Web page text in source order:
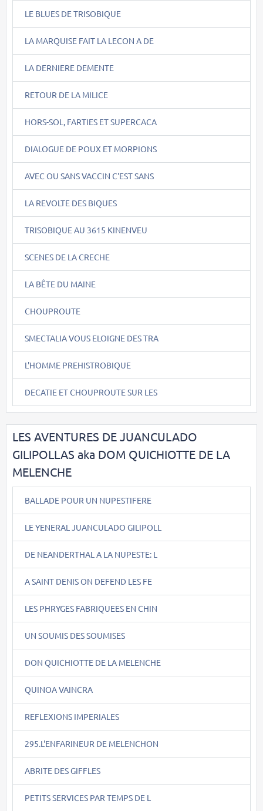
LE BLUES DE TRISOBIQUE
LA MARQUISE FAIT LA LECON A DE
LA DERNIERE DEMENTE
RETOUR DE LA MILICE
HORS-SOL, FARTIES ET SUPERCACA
DIALOGUE DE POUX ET MORPIONS
AVEC OU SANS VACCIN C'EST SANS
LA REVOLTE DES BIQUES
TRISOBIQUE AU 3615 KINENVEU
SCENES DE LA CRECHE
LA BÊTE DU MAINE
CHOUPROUTE
SMECTALIA VOUS ELOIGNE DES TRA
L'HOMME PREHISTROBIQUE
DECATIE ET CHOUPROUTE SUR LES
LES AVENTURES DE JUANCULADO
GILIPOLLAS aka DOM QUICHIOTTE DE LA
MELENCHE
BALLADE POUR UN NUPESTIFERE
LE YENERAL JUANCULADO GILIPOLL
DE NEANDERTHAL A LA NUPESTE: L
A SAINT DENIS ON DEFEND LES FE
LES PHRYGES FABRIQUEES EN CHIN
UN SOUMIS DES SOUMISES
DON QUICHIOTTE DE LA MELENCHE
QUINOA VAINCRA
REFLEXIONS IMPERIALES
295.L'ENFARINEUR DE MELENCHON
ABRITE DES GIFFLES
PETITS SERVICES PAR TEMPS DE L